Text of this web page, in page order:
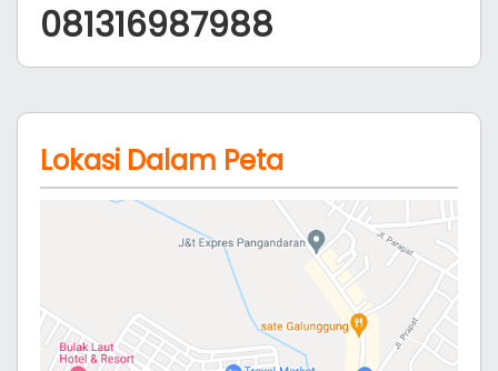
081316987988
Lokasi Dalam Peta